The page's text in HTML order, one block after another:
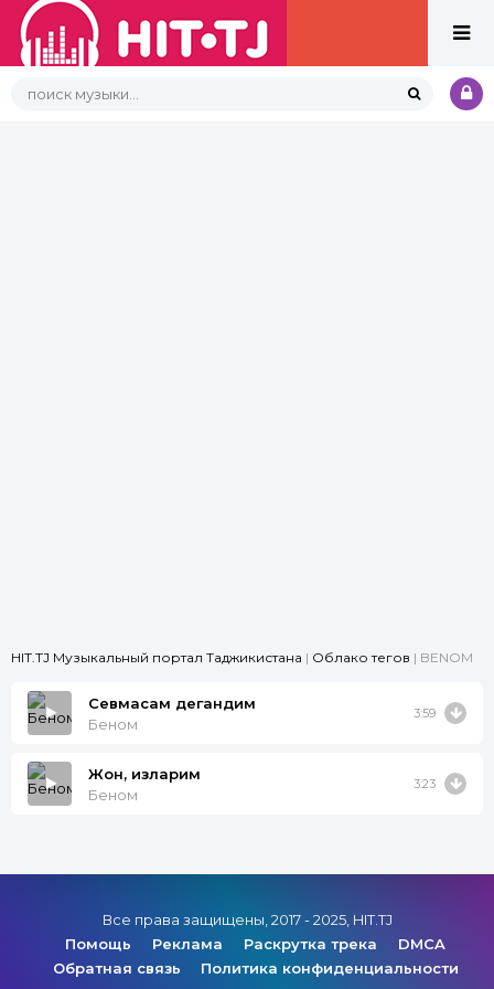
HIT.TJ Музыкальный портал Таджикистана | Облако тегов | BENOM
Севмасам дегандим
Беном
3:59
Жон, қизларим
Беном
3:23
Все права защищены, 2017 - 2025, HIT.TJ
Помощь
Реклама Раскрутка трека
DMCA
Обратная связь
Политика конфиденциальности